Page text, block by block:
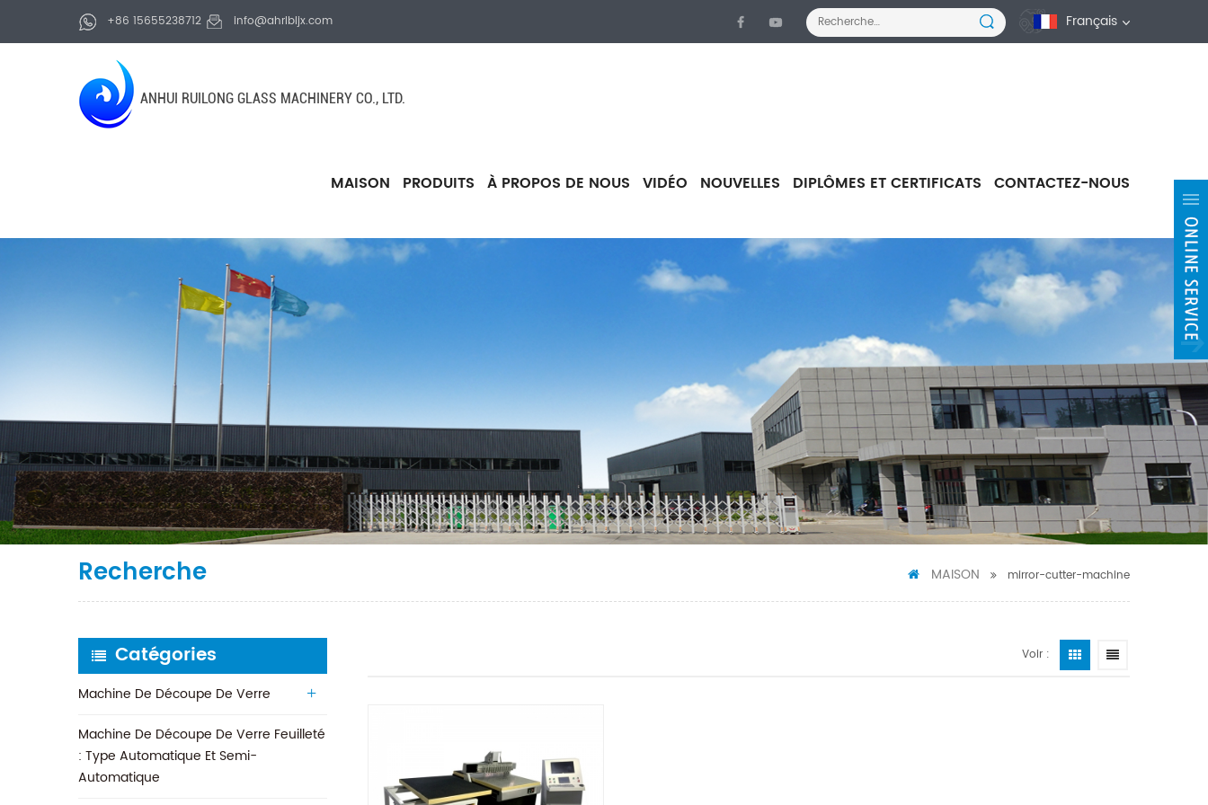
+86 15655238712 info@ahrlbljx.com Français
ANHUI RUILONG GLASS MACHINERY CO., LTD.
MAISON PRODUITS À PROPOS DE NOUS VIDÉO NOUVELLES DIPLÔMES ET CERTIFICATS CONTACTEZ-NOUS
Recherche MAISON mirror-cutter-machine
Catégories
Machine De Découpe De Verre
Machine De Découpe De Verre Feuilleté
: Type Automatique Et Semi-
Automatique
Voir :